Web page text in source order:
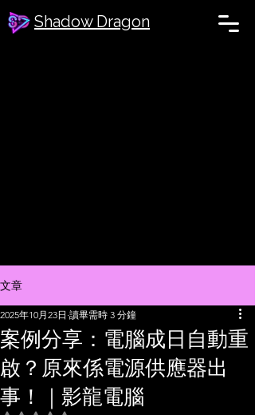
Shadow Dragon
文章
案例分享：電腦成日自動重
啟？原來係電源供應器出
事！｜影龍電腦
2025年10月23日 讀畢需時 3 分鐘